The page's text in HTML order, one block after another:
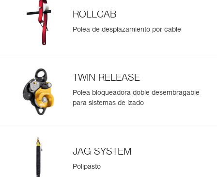
ROLLCAB
Polea de desplazamiento por cable
TWIN RELEASE
Polea bloqueadora doble desembragable
para sistemas de izado
JAG SYSTEM
Polipasto